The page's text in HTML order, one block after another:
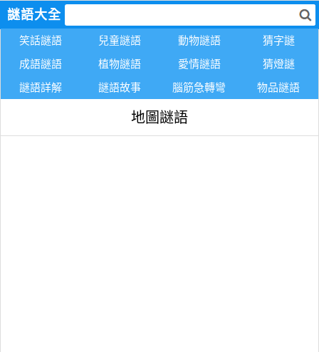
謎語大全
笑話謎語 兒童謎語 動物謎語
猜字謎
成語謎語
植物謎語 愛情謎語
猜燈謎
謎語詳解
謎語故事 腦筋急轉彎 物品謎語
地圖謎語